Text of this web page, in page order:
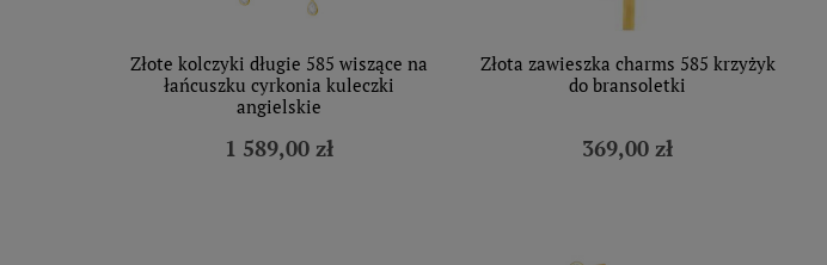
Złote kolczyki długie 585 wiszące na
łańcuszku cyrkonia kuleczki
angielskie
1 589,00 zł
Złota zawieszka charms 585 krzyżyk
do bransoletki
369,00 zł